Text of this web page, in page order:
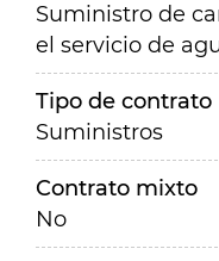
Suministro de
el servicio de
Tipo de contrato
Suministros
Contrato mixto
No